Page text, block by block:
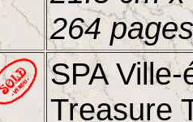
264
SPA
Treasure